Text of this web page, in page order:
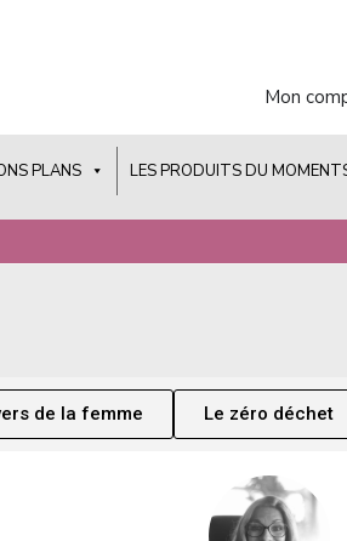
Mon
PLANS LES PRODUITS DU
de la femme Le zéro déchet